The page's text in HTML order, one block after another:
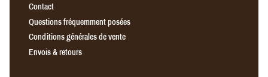
Contact
Questions fréquemment posées
Conditions générales de vente
Envois & retours